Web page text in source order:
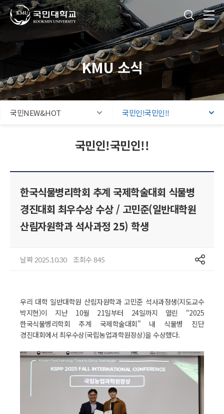
주메뉴 바로가기
본문내용 바로가기
푸터 바로가기
국민대학교
KMU 소식
국민NEW&HOT 국민인!국민인!!
국민인!국민인!!
한국식물병리학회 추계 국제학술대회 식물병
경진대회 최우수상 수상 / 고민준(일반대학원
산림자원학과 석사과정 25) 학생
날짜 2025.10.30 조회수 845 공유
우리 대학 일반대학원 산림자원학과 고민준 석사과정생(지도교수
박지현)이 지난 10월 21일부터 24일까지 열린 “2025
한국식물병리학회 추계 국제학술대회” 내 식물병 진단
경진대회에서 최우수상(국립농업과학원장상)을 수상했다.